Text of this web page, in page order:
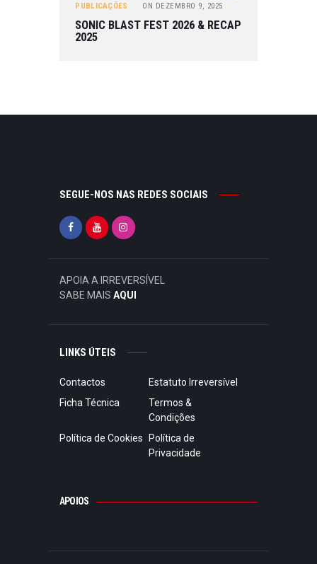
PUBLICAÇÕES
ON DEZEMBRO 9, 2025
SONIC BLAST FEST 2026 & RECAP
2025
SEGUE-NOS NAS REDES SOCIAIS
APOIA A IRREVERSÍVEL
SABE MAIS AQUI
LINKS ÚTEIS
Contactos
Estatuto Irreversível
Ficha Técnica
Termos &
Condições
Política de Cookies
Política de
Privacidade
APOIOS